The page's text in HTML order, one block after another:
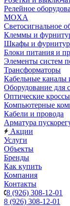
Релейное
MOXA
Светосигнальное
Клеммы и
Шкафы и
Блоки питания и
Элементы систем
Трансформаторы
Кабельные каналы
Оборудование для
Оптические кроссы
Компьютерные
Кабели и провода
Арматура
Акции
Услуги
Объекты
Бренды
Как купить
Компания
Контакты
8 (926) 308-12-01
8 (926) 308-12-01